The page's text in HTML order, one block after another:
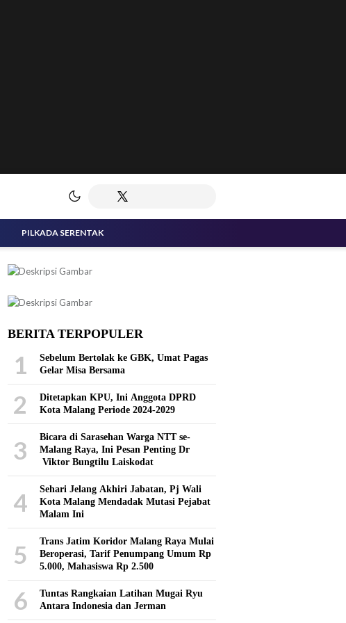
PILKADA SERENTAK
BERITA TERPOPULER
1
Sebelum Bertolak ke GBK, Umat Pagas
Gelar Misa Bersama
2
Ditetapkan KPU, Ini Anggota DPRD
Kota Malang Periode 2024-2029
3
Bicara di Sarasehan Warga NTT se-
Malang Raya, Ini Pesan Penting Dr
Viktor Bungtilu Laiskodat
4
Sehari Jelang Akhiri Jabatan, Pj Wali
Kota Malang Mendadak Mutasi Pejabat
Malam Ini
5
Trans Jatim Koridor Malang Raya Mulai
Beroperasi, Tarif Penumpang Umum Rp
5.000, Mahasiswa Rp 2.500
6
Tuntas Rangkaian Latihan Mugai Ryu
Antara Indonesia dan Jerman